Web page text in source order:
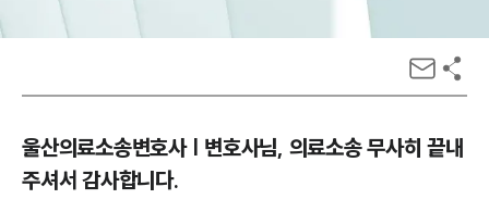
울산의료소송변호사 | 변호사님, 의료소송 무사히 끝내
주셔서 감사합니다.